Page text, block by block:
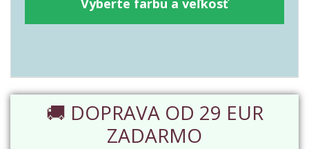
🚚 DOPRAVA OD 29 EUR
ZADARMO